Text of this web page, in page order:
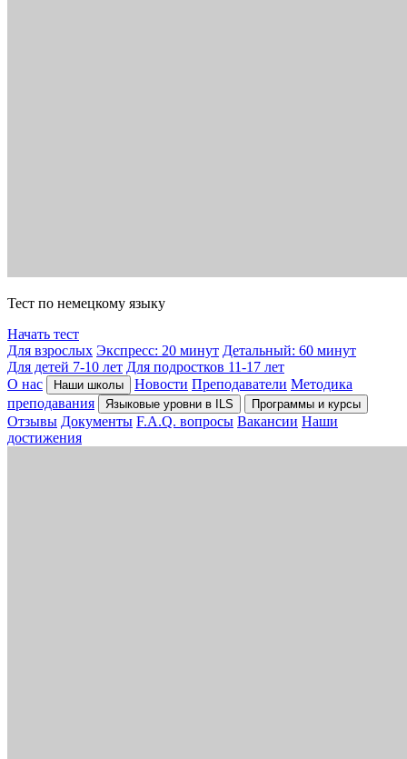
Тест по немецкому языку
Начать тест
Для взрослых Экспресс: 20 минут Детальный: 60 минут
Для детей 7-10 лет Для подростков 11-17 лет
О нас
Наши школы Новости Преподаватели Методика
преподавания
Языковые уровни в ILS Программы и курсы
Отзывы Документы F.A.Q. вопросы Вакансии Наши
достижения